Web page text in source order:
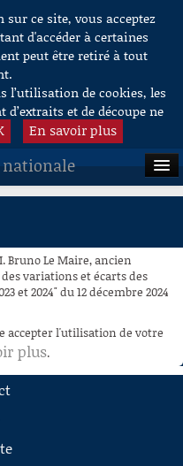
ce site, vous acceptez
d'accéder à certaines
peut être retiré à tout
l’utilisation de cookies, les
et de découpe ne
En savoir plus
nationale
Bruno Le Maire, ancien
variations et écarts des
et 2024" du 12 décembre 2024
accepter l'utilisation de votre
plus.